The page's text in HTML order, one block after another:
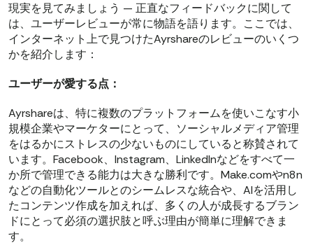
現実を見てみましょう — 正直なフィードバックに関して
は、ユーザーレビューが常に物語を語ります。ここでは、
インターネット上で見つけたAyrshareのレビューのいくつ
かを紹介します：
ユーザーが愛する点：
Ayrshareは、特に複数のプラットフォームを使いこなす小
規模企業やマーケターにとって、ソーシャルメディア管理
をはるかにストレスの少ないものにしていると称賛されて
います。Facebook、Instagram、LinkedInなどをすべて一
か所で管理できる能力は大きな勝利です。Make.comやn8n
などの自動化ツールとのシームレスな統合や、AIを活用し
たコンテンツ作成を加えれば、多くの人が成長するブラン
ドにとって必須の選択肢と呼ぶ理由が簡単に理解できま
す。